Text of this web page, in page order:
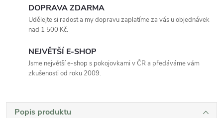
DOPRAVA ZDARMA
Udělejte si radost a my dopravu zaplatíme za vás u objednávek
nad 1 500 Kč.
NEJVĚTŠÍ E-SHOP
Jsme největší e-shop s pokojovkami v ČR a předáváme vám
zkušenosti od roku 2009.
Popis produktu